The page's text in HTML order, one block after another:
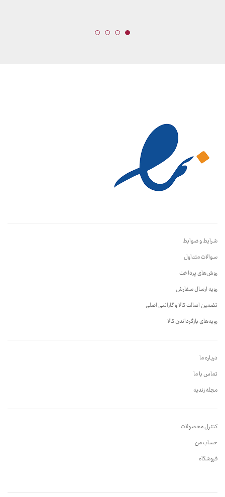
شرایط و ضوابط
سوالات متداول
روش‌های پرداخت
رویه ارسال سفارش
تضمین اصالت کالا و گارانتی اصلی
رویه‌های بازگرداندن کالا
درباره ما
تماس با ما
مجله زندیه
کنترل محصولات
حساب من
فروشگاه